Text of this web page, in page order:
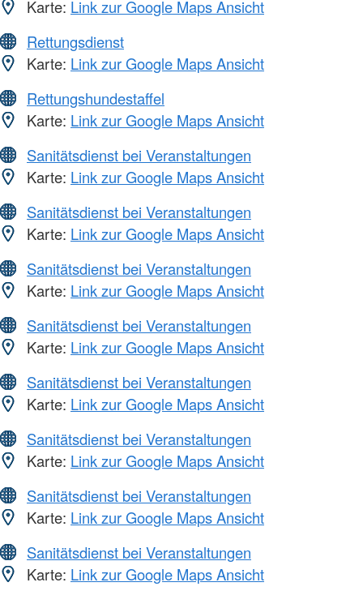
Karte: Link zur Google Maps Ansicht
Rettungsdienst
Karte: Link zur Google Maps Ansicht
Rettungshundestaffel
Karte: Link zur Google Maps Ansicht
Sanitätsdienst bei Veranstaltungen
Karte: Link zur Google Maps Ansicht
Sanitätsdienst bei Veranstaltungen
Karte: Link zur Google Maps Ansicht
Sanitätsdienst bei Veranstaltungen
Karte: Link zur Google Maps Ansicht
Sanitätsdienst bei Veranstaltungen
Karte: Link zur Google Maps Ansicht
Sanitätsdienst bei Veranstaltungen
Karte: Link zur Google Maps Ansicht
Sanitätsdienst bei Veranstaltungen
Karte: Link zur Google Maps Ansicht
Sanitätsdienst bei Veranstaltungen
Karte: Link zur Google Maps Ansicht
Sanitätsdienst bei Veranstaltungen
Karte: Link zur Google Maps Ansicht